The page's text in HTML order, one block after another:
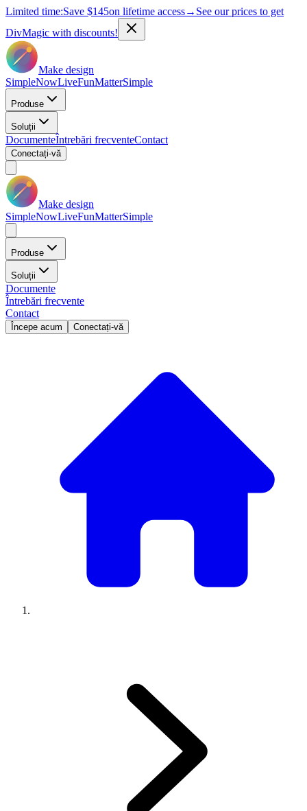
Limited time:Save $145on lifetime access→ See our prices to get
DivMagic with discounts!
Make design
SimpleNowLiveFunMatterSimple
Produse
Soluții
DocumenteÎntrebări frecventeContact
Conectați-vă
Make design
SimpleNowLiveFunMatterSimple
Produse
Soluții
Documente
Întrebări frecvente
Contact
Începe acum Conectați-vă